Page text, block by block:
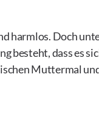
harmlos. Doch
besteht, dass es
Muttermal